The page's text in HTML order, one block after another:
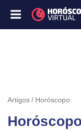
Artigos Horóscopo